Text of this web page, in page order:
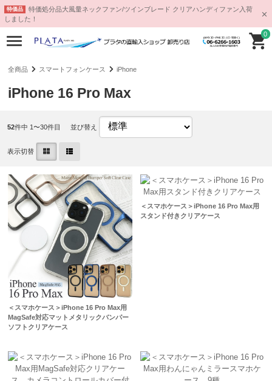
特価品
特価処分品大風量ネックファン/ツインブレード クリアハンディファン入荷
しました！
0
全商品 スマートフォンケース iPhone
iPhone 16 Pro Max
52件中 1〜30件目 並び替え
表示切替
＜スマホケース＞iPhone 16 Pro Max用
MagSafe対応マットメタリックバンパー
ソフトクリアケース
＜スマホケース＞iPhone 16 Pro Max用
スタンド付きクリアケース